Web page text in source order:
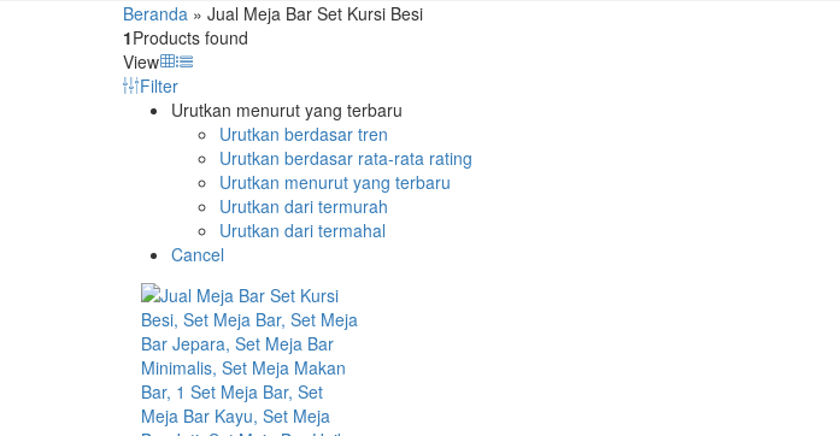
Beranda » Jual Meja Bar Set Kursi Besi
1Products found
View
Filter
Urutkan menurut yang terbaru
Urutkan berdasar tren
Urutkan berdasar rata-rata rating
Urutkan menurut yang terbaru
Urutkan dari termurah
Urutkan dari termahal
Cancel